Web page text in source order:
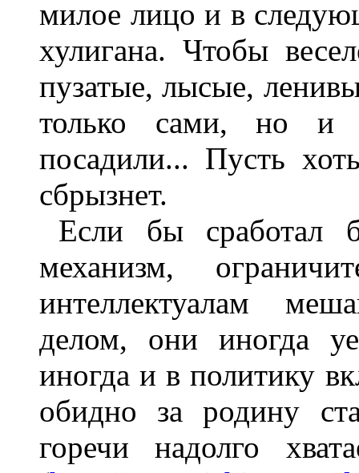
милое лицо и в
хулигана. Чтобы
пузатые, лысые,
только сами, но и
посадили... Пусть
сбрызнет.
Если бы сработал
механизм,
интеллектуалам
делом, они иногда
иногда и в политику
обидно за родину
горечи надолго